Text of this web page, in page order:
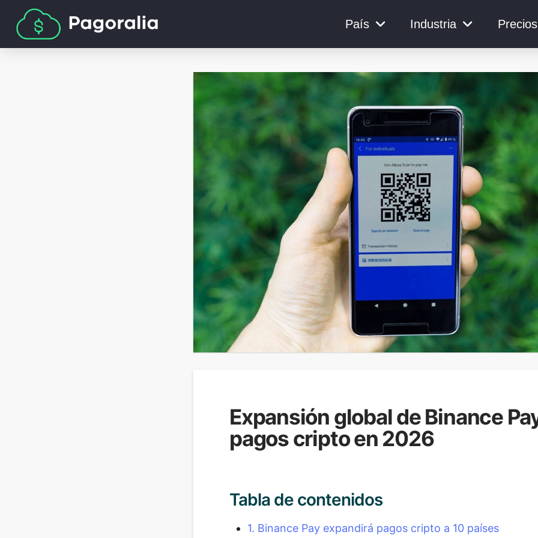
País Industria Precios
Expansión global de Binance
pagos cripto en 2026
Tabla de contenidos
1. Binance Pay expandirá pagos cripto a 10 países